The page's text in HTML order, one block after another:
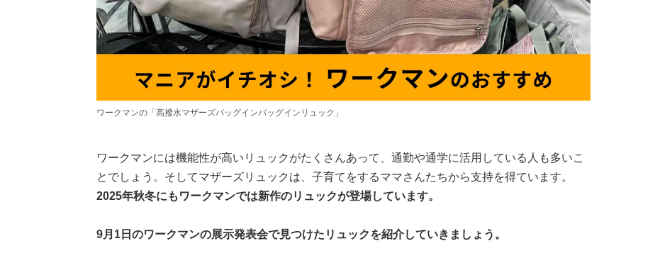
ワークマンの「高撥水マザーズバッグインバッグインリュック」
ワークマンには機能性が高いリュックがたくさんあって、通勤や通学に活用している人も多いこ
とでしょう。そしてマザーズリュックは、子育てをするママさんたちから支持を得ています。
2025年秋冬にもワークマンでは新作のリュックが登場しています。
9月1日のワークマンの展示発表会で見つけたリュックを紹介していきましょう。